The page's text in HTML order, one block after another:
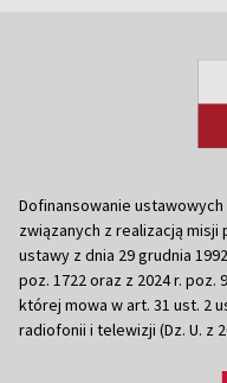
Dofinansowanie
związanych z realizacją
ustawy z dnia 29 grudnia
poz. 1722 oraz z 2024 r.
której mowa w art. 31 ust. 2
radiofonii i telewizji (Dz. U. z